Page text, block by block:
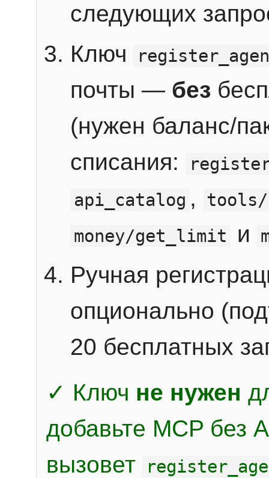
следующих
Ключ
почты — без
(нужен баланс/
списания:
api_catalog ,
money/get_limit
и
Ручная
опционально
20 бесплатных
✓ Ключ не нужен
добавьте MCP без
вызовет